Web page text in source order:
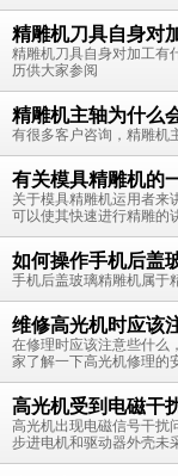
精雕机刀具自身对
精雕机刀具自身对加工有
历供大家参阅
精雕机主轴为什么
有很多客户咨询，精雕机
有关模具精雕机的
关于模具精雕机运用者来
可以使其快速进行精雕的
如何操作手机后盖
手机后盖玻璃精雕机属于
维修高光机时应该
在修理时应该注意些什么
家了解一下高光机修理的
高光机受到电磁干
高光机出现电磁信号干扰
步进电机和驱动器外壳未